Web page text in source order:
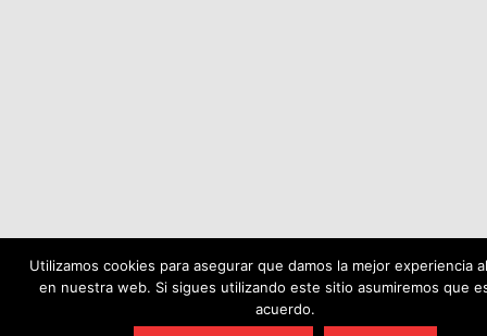
Utilizamos cookies para asegurar que damos la mejor experiencia
en nuestra web. Si sigues utilizando este sitio asumiremos que
acuerdo.